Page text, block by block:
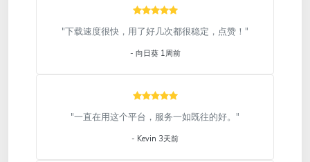
"下载速度很快，用了好几次都很稳定，点赞！"
- 向日葵 1周前
"一直在用这个平台，服务一如既往的好。"
- Kevin 3天前